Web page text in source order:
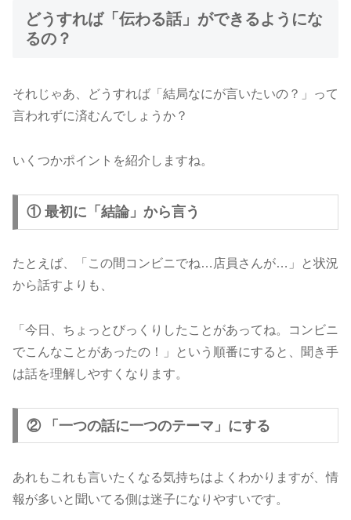
どうすれば「伝わる話」ができるようにな
るの？
それじゃあ、どうすれば「結局なにが言いたいの？」って
言われずに済むんでしょうか？
いくつかポイントを紹介しますね。
① 最初に「結論」から言う
たとえば、「この間コンビニでね…店員さんが…」と状況
から話すよりも、
「今日、ちょっとびっくりしたことがあってね。コンビニ
でこんなことがあったの！」という順番にすると、聞き手
は話を理解しやすくなります。
② 「一つの話に一つのテーマ」にする
あれもこれも言いたくなる気持ちはよくわかりますが、情
報が多いと聞いてる側は迷子になりやすいです。